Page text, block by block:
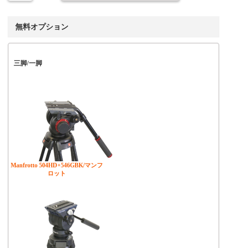
無料オプション
三脚/一脚
Manfrotto 504HD+546GBK/マンフ
ロット